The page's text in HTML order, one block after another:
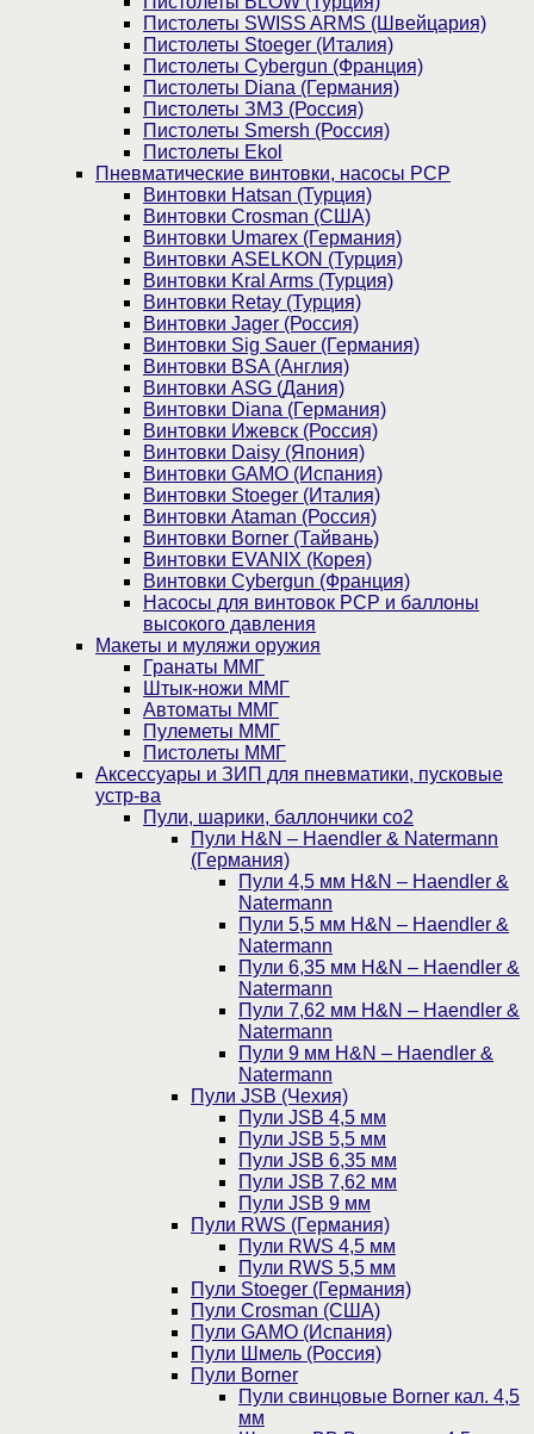
Пистолеты SWISS ARMS (Швейцария)
Пистолеты Stoeger (Италия)
Пистолеты Cybergun (Франция)
Пистолеты Diana (Германия)
Пистолеты ЗМЗ (Россия)
Пистолеты Smersh (Россия)
Пистолеты Ekol
Пневматические винтовки, насосы PCP
Винтовки Hatsan (Турция)
Винтовки Crosman (США)
Винтовки Umarex (Германия)
Винтовки ASELKON (Турция)
Винтовки Kral Arms (Турция)
Винтовки Retay (Турция)
Винтовки Jager (Россия)
Винтовки Sig Sauer (Германия)
Винтовки BSA (Англия)
Винтовки ASG (Дания)
Винтовки Diana (Германия)
Винтовки Ижевск (Россия)
Винтовки Daisy (Япония)
Винтовки GAMO (Испания)
Винтовки Stoeger (Италия)
Винтовки Ataman (Россия)
Винтовки Borner (Тайвань)
Винтовки EVANIX (Корея)
Винтовки Cybergun (Франция)
Насосы для винтовок PCP и баллоны
высокого давления
Макеты и муляжи оружия
Гранаты ММГ
Штык-ножи ММГ
Автоматы ММГ
Пулеметы ММГ
Пистолеты ММГ
Аксессуары и ЗИП для пневматики, пусковые
устр-ва
Пули, шарики, баллончики со2
Пули H&N – Haendler & Natermann
(Германия)
Пули 4,5 мм H&N – Haendler &
Natermann
Пули 5,5 мм H&N – Haendler &
Natermann
Пули 6,35 мм H&N – Haendler &
Natermann
Пули 7,62 мм H&N – Haendler &
Natermann
Пули 9 мм H&N – Haendler &
Natermann
Пули JSB (Чехия)
Пули JSB 4,5 мм
Пули JSB 5,5 мм
Пули JSB 6,35 мм
Пули JSB 7,62 мм
Пули JSB 9 мм
Пули RWS (Германия)
Пули RWS 4,5 мм
Пули RWS 5,5 мм
Пули Stoeger (Германия)
Пули Crosman (США)
Пули GAMO (Испания)
Пули Шмель (Россия)
Пули Borner
Пули свинцовые Borner кал. 4,5
мм